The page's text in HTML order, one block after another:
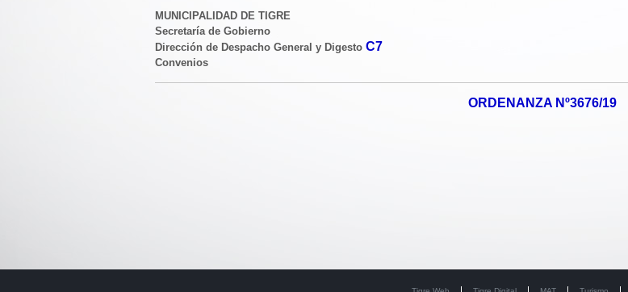
MUNICIPALIDAD DE TIGRE
Secretaría de Gobierno
Dirección de Despacho General y Digesto C7
Convenios
ORDENANZA Nº3676/19